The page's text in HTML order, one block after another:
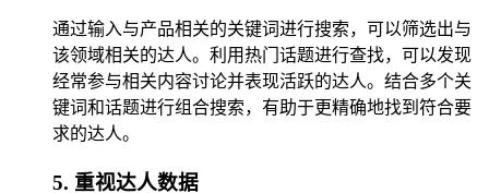
通过输入与产品相关的关键词进行搜索，可以筛选出与
该领域相关的达人。利用热门话题进行查找，可以发现
经常参与相关内容讨论并表现活跃的达人。结合多个关
键词和话题进行组合搜索，有助于更精确地找到符合要
求的达人。
5. 重视达人数据